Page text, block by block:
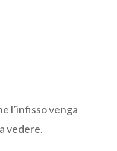
l’infisso venga
vedere.